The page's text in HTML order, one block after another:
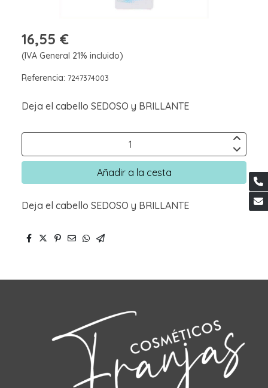
16,55 €
(IVA General 21% incluido)
Referencia: 7247374003
Deja el cabello SEDOSO y BRILLANTE
Añadir a la cesta
Deja el cabello SEDOSO y BRILLANTE